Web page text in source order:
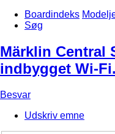
Boardindeks
Søg
Märklin Central
indbygget Wi-
Besvar
Udskriv emne